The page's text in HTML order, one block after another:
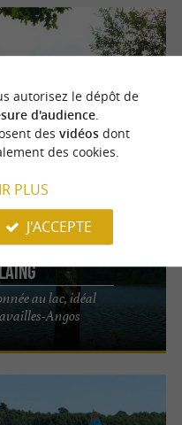
pleine nature à
au lac, idéal
Angos
autorisez le dépôt de
d'audience.
des vidéosdont
des cookies.
PLUS
J'ACCEPTE